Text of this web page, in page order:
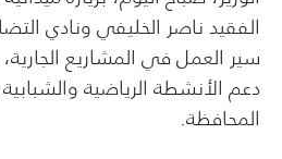
الفقيد ناصر الخليفي ونادي
سير العمل في المشاريع الجارية،
دعم الأنشطة الرياضية
المحافظة.